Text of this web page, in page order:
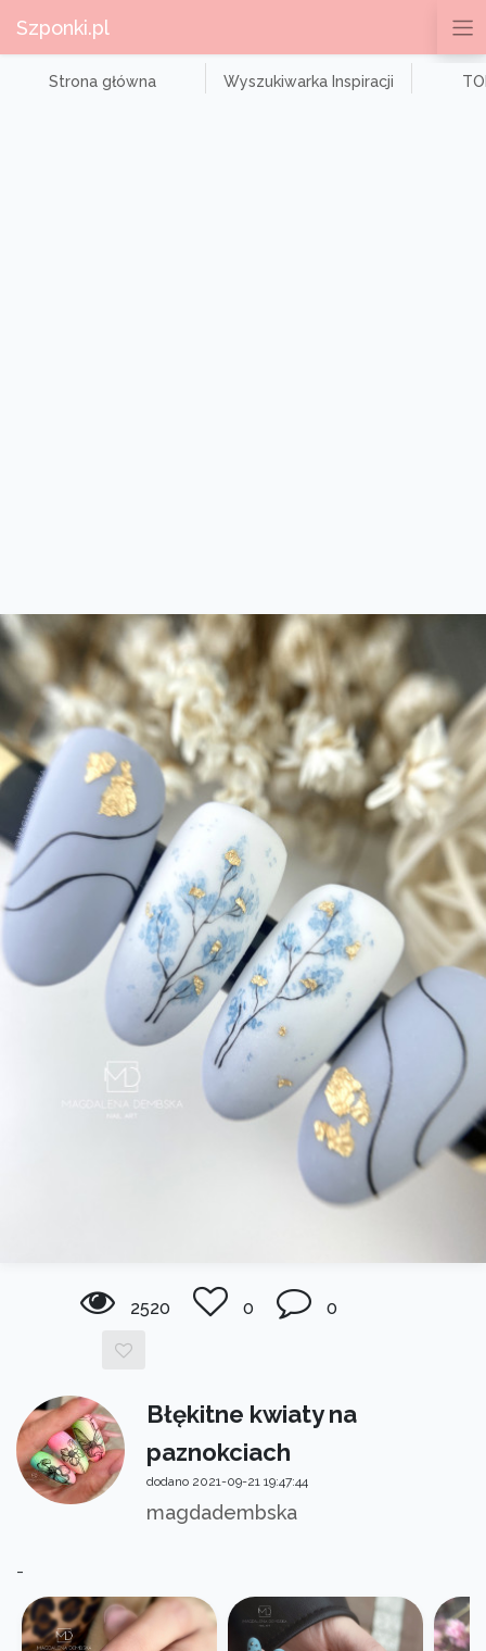
Szponki.pl
Strona główna Wyszukiwarka Inspiracji
2520 0 0
Błękitne kwiaty na
paznokciach
dodano 2021-09-21 19:47:44
magdadembska
-